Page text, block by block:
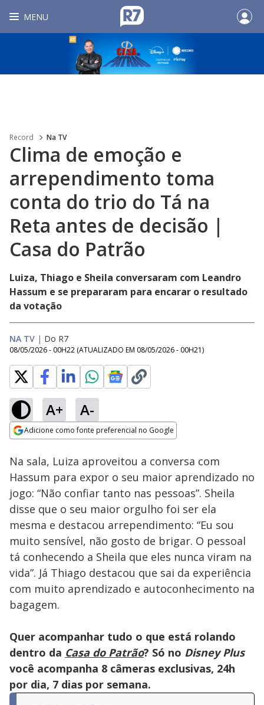
MENU
Record Na TV
Clima de emoção e
arrependimento toma
conta do trio do Tá na
Reta antes de decisão |
Casa do Patrão
Luiza, Thiago e Sheila conversaram com Leandro
Hassum e se prepararam para encarar o resultado
da votação
NA TV | Do R7
08/05/2026 - 00H22 (ATUALIZADO EM 08/05/2026 - 00H21)
A+ A-
Adicione como fonte preferencial no Google
íntegra da live com
Sheila | Casa do
Patrão
Ativar
Loaded :
37.88%
Na sala, Luiza aproveitou a conversa com
Hassum para expor o seu maior aprendizado no
jogo: “Não confiar tanto nas pessoas”. Sheila
disse que o seu maior orgulho foi ser ela
mesma e destacou arrependimento: “Eu sou
muito sensível, não gosto de brigar. O pessoal
tá conhecendo a Sheila que eles nunca viram na
vida”. Já Thiago destacou que sai da experiência
com muito aprendizado e autoconhecimento na
bagagem.
Quer acompanhar tudo o que está rolando
dentro da Casa do Patrão? Só no Disney Plus
você acompanha 8 câmeras exclusivas, 24h
por dia, 7 dias por semana.